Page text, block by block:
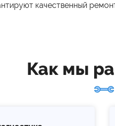
качественный
Как мы